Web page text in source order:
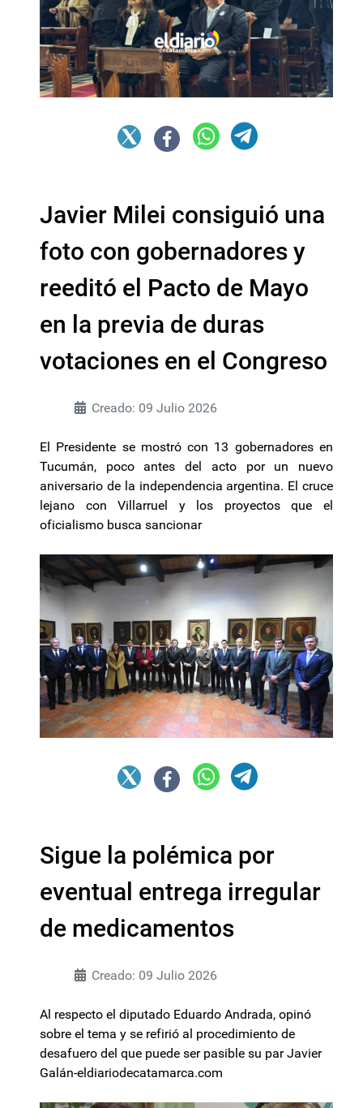
Javier Milei consiguió una
foto con gobernadores y
reeditó el Pacto de Mayo
en la previa de duras
votaciones en el Congreso
Creado: 09 Julio 2026
El Presidente se mostró con 13 gobernadores en
Tucumán, poco antes del acto por un nuevo
aniversario de la independencia argentina. El cruce
lejano con Villarruel y los proyectos que el
oficialismo busca sancionar
Sigue la polémica por
eventual entrega irregular
de medicamentos
Creado: 09 Julio 2026
Al respecto el diputado Eduardo Andrada, opinó
sobre el tema y se refirió al procedimiento de
desafuero del que puede ser pasible su par Javier
Galán-eldiariodecatamarca.com